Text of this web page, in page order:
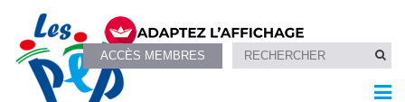
ACCÈS MEMBRES